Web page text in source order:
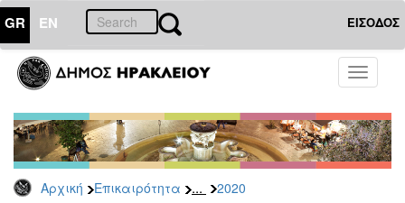
GR EN ΕΙΣΟΔΟΣ
Toggle
Αρχική Επικαιρότητα ... 2020
ΕΠΙΚΑΙΡΟΤΗΤΑ
Τύπου
Αρχείο
2026
2025